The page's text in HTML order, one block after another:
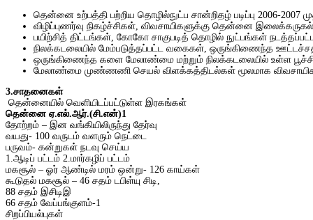
தென்னை உற்பத்தி பற்றிய தொழில்நுட்ப சான்றிதழ் படிப்பு 2006-
விழிப்புணர்வு நிகழ்ச்சிகள், விவசாயிகளுக்கு தென்னை
பயிற்சித் திட்டங்கள், கோகோ சாகுபடித் தொழில் நுட்பங்கள்
நிலக்கடலையில் மேம்படுத்தப்பட்ட வகைகள், ஒருங்கிணைந்த
ஒருங்கிணைந்த களை மேலாண்மை மற்றும் நிலக்கடலையில் உள்ள
மேலாண்மை முண்ணணி செயல் விளக்கத்திடல்கள் மூலமாக
3.சாதனைகள்
தென்னையில் வெளியிடப்பட்டுள்ள இரகங்கள்
தென்னை ஏ.எல்.ஆர்.(சி.என்)1
தோற்றம் – இன வங்கியிலிருந்து தேர்வு
வயது- 100 வருடம் வளரும் நெட்டை
பருவம்- கன்றுகள் நடவு செய்ய
1.ஆடிப் பட்டம் 2.மார்கழிப் பட்டம்
மகசூல் – ஓர் ஆண்டில் மரம் ஒன்று- 126 காய்கள்
கூடுதல் மகசூல் – 46 சதம் டபிள்யு சிடி,
88 சதம் இசிடிஇ
66 சதம் வேப்பங்குளம்-1
சிறப்பியல்புகள்